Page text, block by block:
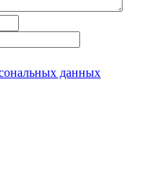
данных